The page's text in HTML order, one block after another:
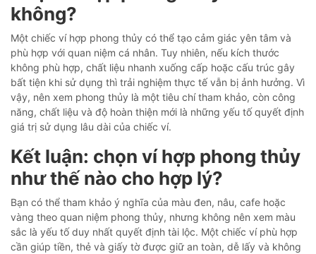
không?
Một chiếc ví hợp phong thủy có thể tạo cảm giác yên tâm và
phù hợp với quan niệm cá nhân. Tuy nhiên, nếu kích thước
không phù hợp, chất liệu nhanh xuống cấp hoặc cấu trúc gây
bất tiện khi sử dụng thì trải nghiệm thực tế vẫn bị ảnh hưởng. Vì
vậy, nên xem phong thủy là một tiêu chí tham khảo, còn công
năng, chất liệu và độ hoàn thiện mới là những yếu tố quyết định
giá trị sử dụng lâu dài của chiếc ví.
Kết luận: chọn ví hợp phong thủy
như thế nào cho hợp lý?
Bạn có thể tham khảo ý nghĩa của màu đen, nâu, cafe hoặc
vàng theo quan niệm phong thủy, nhưng không nên xem màu
sắc là yếu tố duy nhất quyết định tài lộc. Một chiếc ví phù hợp
cần giúp tiền, thẻ và giấy tờ được giữ an toàn, dễ lấy và không